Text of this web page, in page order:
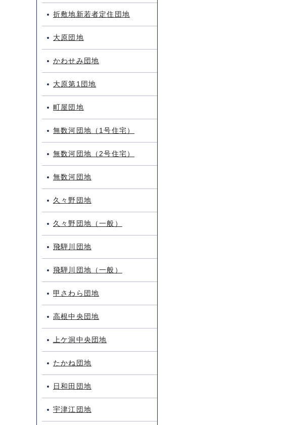
折敷地新若者定住団地
大原団地
かわせみ団地
大原第1団地
町屋団地
無数河団地（1号住宅）
無数河団地（2号住宅）
無数河団地
久々野団地
久々野団地（一般）
飛騨川団地
飛騨川団地（一般）
甲さわら団地
高根中央団地
上ケ洞中央団地
たかね団地
日和田団地
宇津江団地